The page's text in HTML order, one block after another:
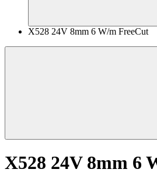
X528 24V 8mm 6 W/m FreeCut
X528 24V 8mm 6